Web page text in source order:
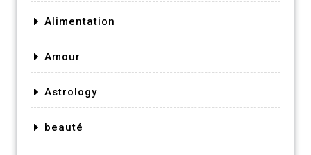
Alimentation
Amour
Astrology
beauté